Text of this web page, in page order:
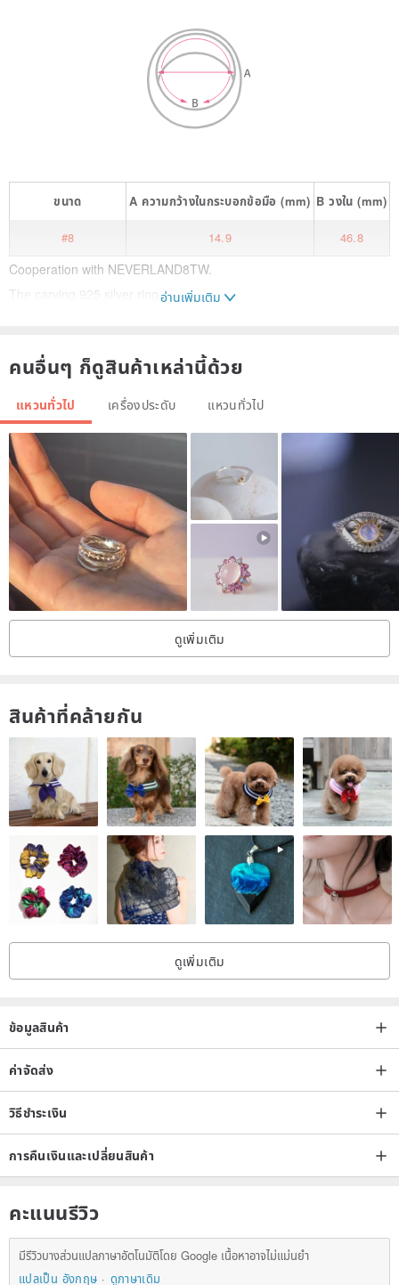
ขนาด A ความกว้างในกระบอกข้อมือ (mm) Bวงใน (mm)
#8 14.9 46.8
Cooperation with NEVERLAND8TW.
The carving 925 silver ring.
If you need customize size please contact designer first.
Any contact please DM
And welcome follow Instagram: chun_work
อ่านเพิ่มเติม
คนอื่นๆ ก็ดูสินค้าเหล่านี้ด้วย
แหวนทั่วไป เครื่องประดับ แหวนทั่วไป
ดูเพิ่มเติม
สินค้าที่คล้ายกัน
ดูเพิ่มเติม
ข้อมูลสินค้า
ค่าจัดส่ง
วิธีชำระเงิน
การคืนเงินและเปลี่ยนสินค้า
คะแนนรีวิว
มีรีวิวบางส่วนแปลภาษาอัตโนมัติโดย Google เนื้อหาอาจไม่แม่นยำ
แปลเป็น อังกฤษ
ดูภาษาเดิม